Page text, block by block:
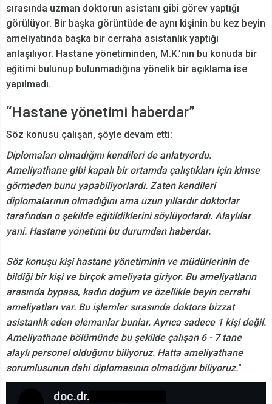
sırasında uzman doktorun asistanı gibi görev yaptığı
görülüyor. Bir başka görüntüde de aynı kişinin bu kez beyin
ameliyatında başka bir cerraha asistanlık yaptığı
anlaşılıyor. Hastane yönetiminden, M.K.’nın bu konuda bir
eğitimi bulunup bulunmadığına yönelik bir açıklama ise
yapılmadı.
“Hastane yönetimi haberdar”
Söz konusu çalışan, şöyle devam etti:
Diplomaları olmadığını kendileri de anlatıyordu.
Ameliyathane gibi kapalı bir ortamda çalıştıkları için kimse
görmeden bunu yapabiliyorlardı. Zaten kendileri
diplomalarının olmadığını ama uzun yıllardır doktorlar
tarafından o şekilde eğitildiklerini söylüyorlardı. Alaylılar
yani. Hastane yönetimi bu durumdan haberdar.
Söz konuşu kişi hastane yönetiminin ve müdürlerinin de
bildiği bir kişi ve birçok ameliyata giriyor. Bu ameliyatların
arasında bypass, kadın doğum ve özellikle beyin cerrahi
ameliyatları var. Bu işlemler sırasında doktora bizzat
asistanlık eden elemanlar bunlar. Ayrıca sadece 1 kişi değil.
Ameliyathane bölümünde bu şekilde çalışan 6 - 7 tane
alaylı personel olduğunu biliyoruz. Hatta ameliyathane
sorumlusunun dahi diplomasının olmadığını biliyoruz."